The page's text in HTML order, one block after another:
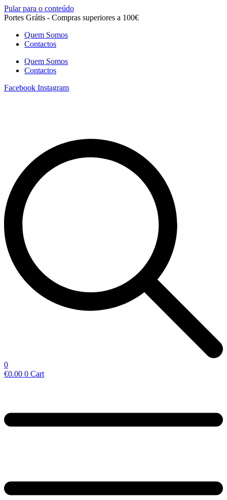
Pular para o conteúdo
Portes Grátis - Compras superiores a 100€
Quem Somos
Contactos
Quem Somos
Contactos
Facebook Instagram
0
€0.00 0 Cart